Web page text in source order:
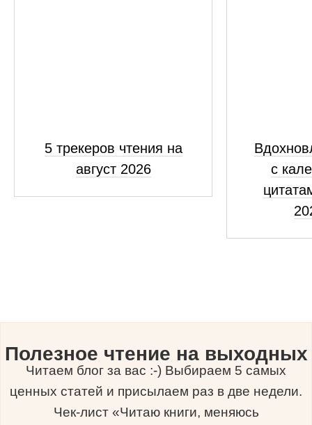
5 трекеров чтения на
август 2026
с
Полезное чтение на выходных
Читаем блог за вас :-) Выбираем 5 самых
ценных статей и присылаем раз в две недели.
Чек-лист «Читаю книги, меняюсь